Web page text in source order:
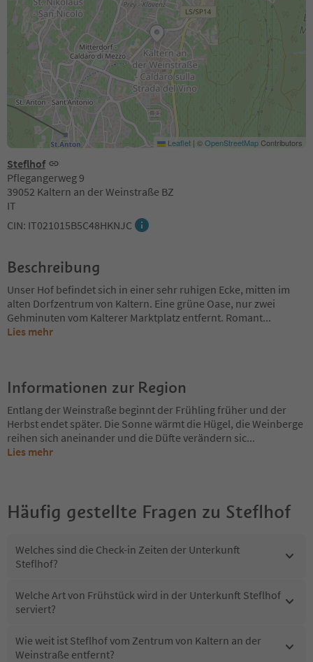
Steflhof
Pflegangerweg 9
39052 Kaltern an der Weinstraße BZ
IT
CIN: IT021015B5C48HKNJC
Leaflet | ©OpenStreetMapContributors
Beschreibung
Unser Hof befindet sich in einer sehr ruhigen Ecke, mitten im
alten Dorfzentrum von Kaltern. Eine grüne Oase, nur zwei
Gehminuten vom Kalterer Marktplatz entfernt. Romant...
Lies mehr
Informationen zur Region
Entlang der Weinstraße beginnt der Frühling früher und der
Herbst endet später. Die Sonne wärmt die Hügel, die Weinberge
reihen sich aneinander und die Düfte verändern sic...
Lies mehr
Häufig gestellte Fragen zu Steflhof
Welches sind die Check-in Zeiten der Unterkunft
Steflhof?
Welche Art von Frühstück wird in der Unterkunft Steflhof
serviert?
Wie weit ist Steflhof vom Zentrum von Kaltern an der
Weinstraße entfernt?